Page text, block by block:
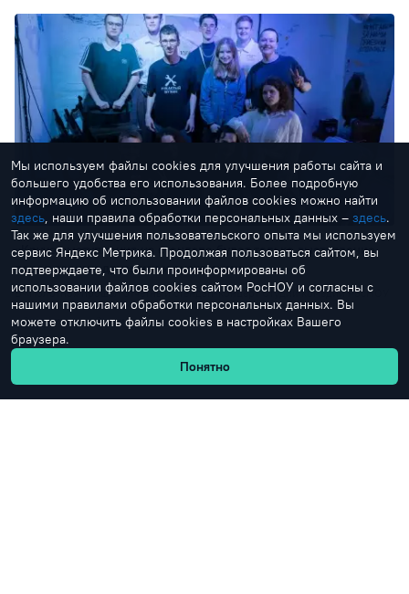
«Круче выступления на стендапе будет только выступление
перед своими друзьями и знакомыми»
В «Полотно» прошёл отчётный стендап-концерт Студии комедии РосНОУ
Студентам
Студия комедии
Мы используем файлы cookies для улучшения работы сайта и
большего удобства его использования. Более подробную
информацию об использовании файлов cookies можно найти
здесь, наши правила обработки персональных данных – здесь.
Так же для улучшения пользовательского опыта мы используем
сервис Яндекс Метрика. Продолжая пользоваться сайтом, вы
подтверждаете, что были проинформированы об
использовании файлов cookies сайтом РосНОУ и согласны с
нашими правилами обработки персональных данных. Вы
можете отключить файлы cookies в настройках Вашего
браузера.
Понятно